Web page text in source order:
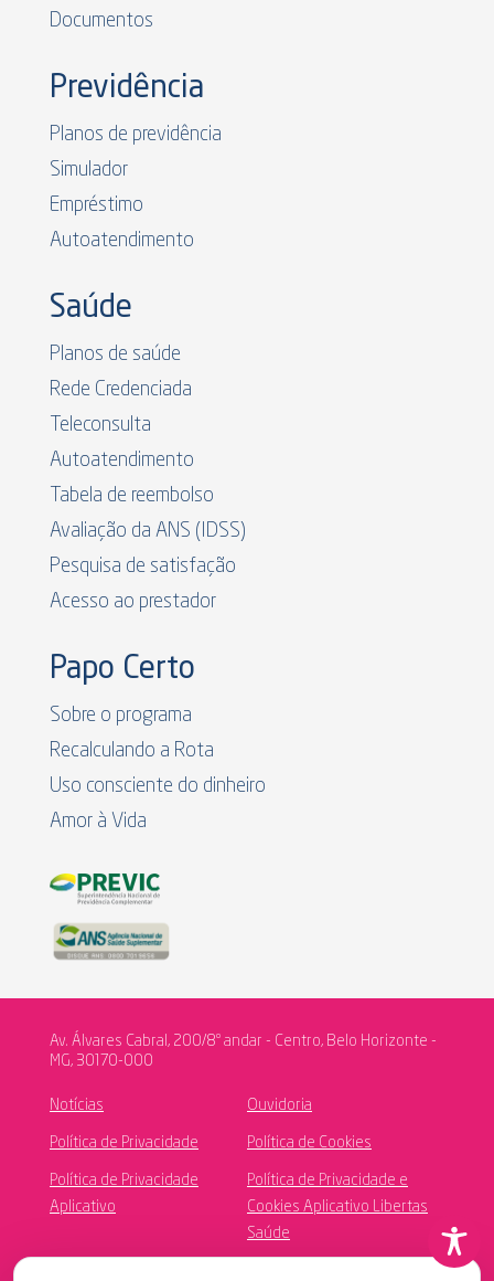
Documentos
Previdência
Planos de previdência
Simulador
Empréstimo
Autoatendimento
Saúde
Planos de saúde
Rede Credenciada
Teleconsulta
Autoatendimento
Tabela de reembolso
Avaliação da ANS (IDSS)
Pesquisa de satisfação
Acesso ao prestador
Papo Certo
Sobre o programa
Recalculando a Rota
Uso consciente do dinheiro
Amor à Vida
Av. Álvares Cabral, 200/8º andar - Centro, Belo Horizonte -
MG, 30170-000
Notícias Ouvidoria
Política de Privacidade Política de Cookies
Política de Privacidade
Aplicativo
Política de Privacidade e
Cookies Aplicativo Libertas
Saúde